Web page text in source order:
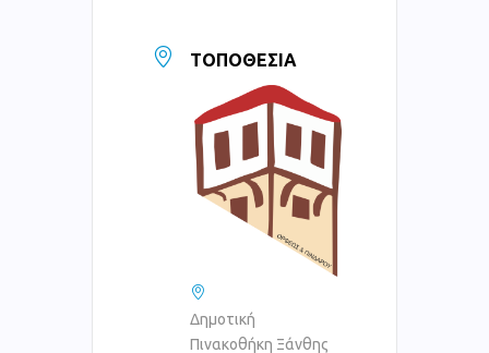
ΤΟΠΟΘΕΣΊΑ
Δημοτική
Πινακοθήκη Ξάνθης